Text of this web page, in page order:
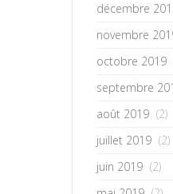
décembre
novembre
octobre 2019
septembre
août 2019 (2)
juillet 2019 (2)
juin 2019 (2)